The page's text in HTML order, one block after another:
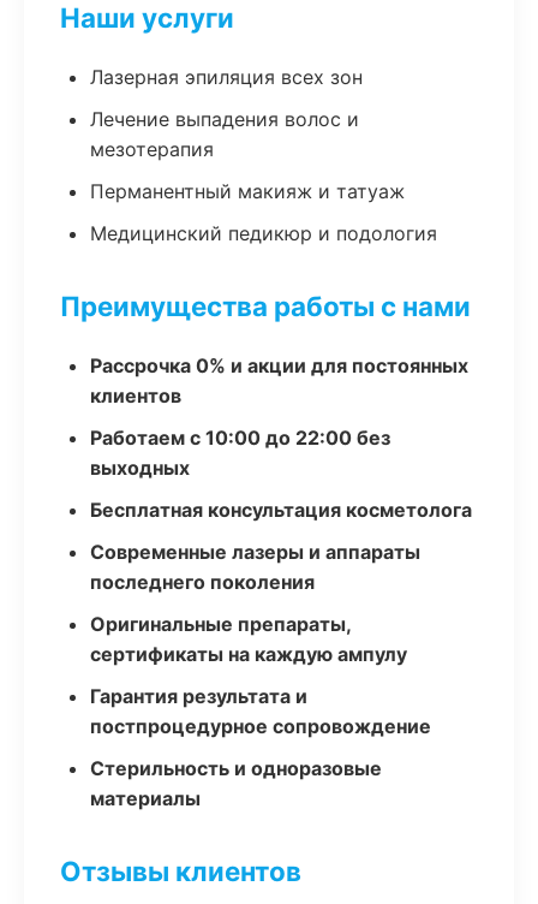
Наши услуги
Лазерная эпиляция всех зон
Лечение выпадения волос и
мезотерапия
Перманентный макияж и татуаж
Медицинский педикюр и подология
Преимущества работы с нами
Рассрочка 0% и акции для постоянных
клиентов
Работаем с 10:00 до 22:00 без
выходных
Бесплатная консультация косметолога
Современные лазеры и аппараты
последнего поколения
Оригинальные препараты,
сертификаты на каждую ампулу
Гарантия результата и
постпроцедурное сопровождение
Стерильность и одноразовые
материалы
Отзывы клиентов